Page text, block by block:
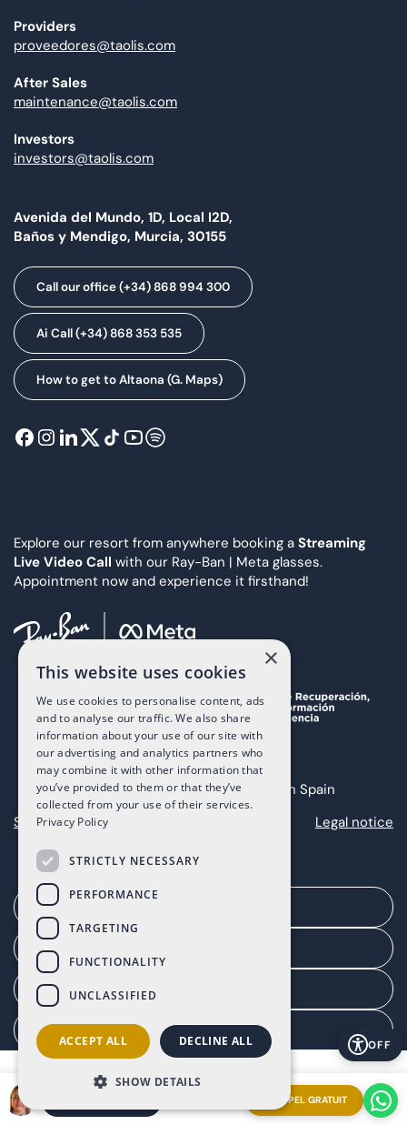
Providers
proveedores@taolis.com
After Sales
maintenance@taolis.com
Investors
investors@taolis.com
Avenida del Mundo, 1D, Local I2D,
Baños y Mendigo, Murcia, 30155
Call our office (+34) 868 994 300
Ai Call (+34) 868 353 535
How to get to Altaona (G. Maps)
Explore our resort from anywhere booking a Streaming
Live Video Call with our Ray-Ban | Meta glasses.
Appointment now and experience it firsthand!
Copyright 2025 The Art of Living in Spain
Sitemap
Legal notice
Gérer le consentement
OFF
APPEL GRATUIT
×
This website uses cookies
We use cookies to personalise content, ads
and to analyse our traffic. We also share
information about your use of our site with
our advertising and analytics partners who
may combine it with other information that
you’ve provided to them or that they’ve
collected from your use of their services.
Privacy Policy
STRICTLY NECESSARY
PERFORMANCE
TARGETING
FUNCTIONALITY
UNCLASSIFIED
ACCEPT ALL DECLINE ALL
SHOW DETAILS